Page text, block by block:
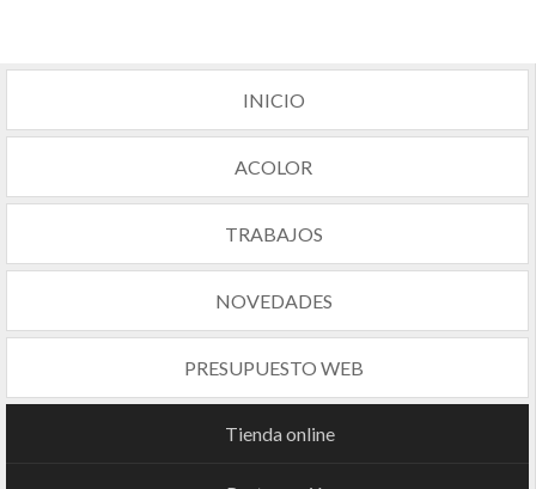
INICIO
ACOLOR
TRABAJOS
NOVEDADES
PRESUPUESTO WEB
Tienda online